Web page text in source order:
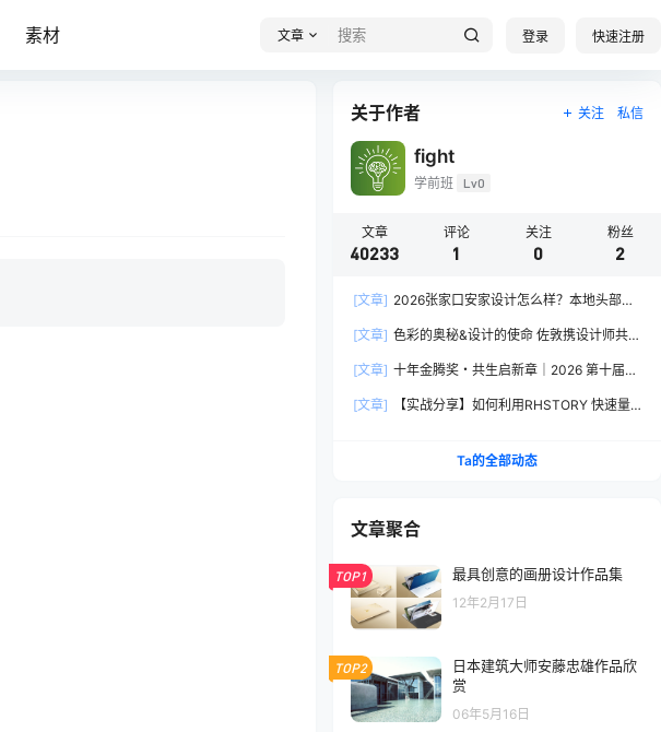
素材 文章 登录 快速注册
关于作者 关注 私信
fight
学前班 Lv0
文章
40233
评论
1
关注
0
粉丝
2
[文章] 2026张家口安家设计怎么样？本地头部全
[文章] 色彩的奥秘&设计的使命 佐敦携设计师共探
[文章] 十年金腾奖・共生启新章｜2026 第十届金
[文章]
【实战分享】如何利用RHSTORY 快速量
Ta的全部动态
文章聚合
TOP1 最具创意的画册设计作品集
12年2月17日
TOP2
日本建筑大师安藤忠雄作品欣
赏
06年5月16日